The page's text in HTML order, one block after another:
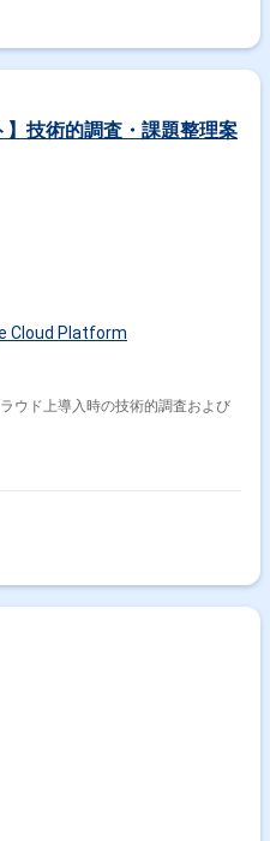
】技術的調査・課題整理案
Cloud Platform
ウド上導入時の技術的調査および